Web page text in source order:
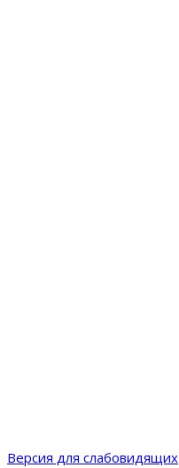
Версия для слабовидящих